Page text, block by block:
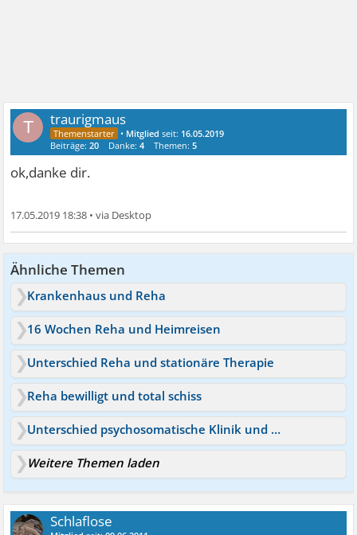
T traurigmaus
• Mitglied seit: 16.05.2019
Beiträge:20 Danke:4 Themen:5
ok,danke dir.
17.05.2019 18:38 •
Ähnliche Themen
Krankenhaus und Reha
16 Wochen Reha und Heimreisen
Unterschied Reha und stationäre Therapie
Reha bewilligt und total schiss
Unterschied psychosomatische Klinik und Reha
Weitere Themen laden
Schlaflose